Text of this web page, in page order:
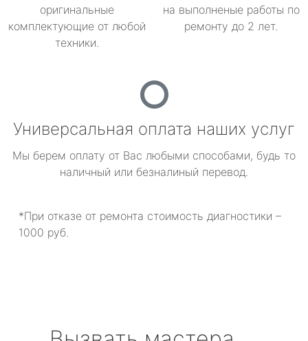
оригинальные
комплектующие от любой
техники.
на выполненые работы по
ремонту до 2 лет.
Универсальная оплата наших услуг
Мы берем оплату от Вас любыми способами, будь то
наличный или безналиный перевод.
*При отказе от ремонта стоимость диагностики –
1000 руб.